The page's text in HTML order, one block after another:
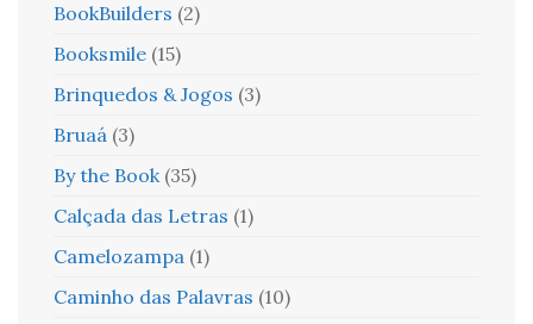
BookBuilders (2)
Booksmile (15)
Brinquedos & Jogos (3)
Bruaá (3)
By the Book (35)
Calçada das Letras (1)
Camelozampa (1)
Caminho das Palavras (10)